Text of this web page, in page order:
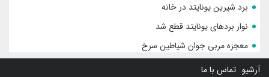
برد شیرین یونایتد در خانه
نوار بردهای یونایتد قطع شد
معجزه مربی جوان شیاطین سرخ
آرشیو تماس با ما